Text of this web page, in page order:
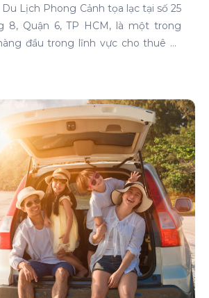
Lịch Phong Cảnh tọa lạc tại số 25
8, Quận 6, TP HCM, là một trong
đầu trong lĩnh vực cho thuê xe